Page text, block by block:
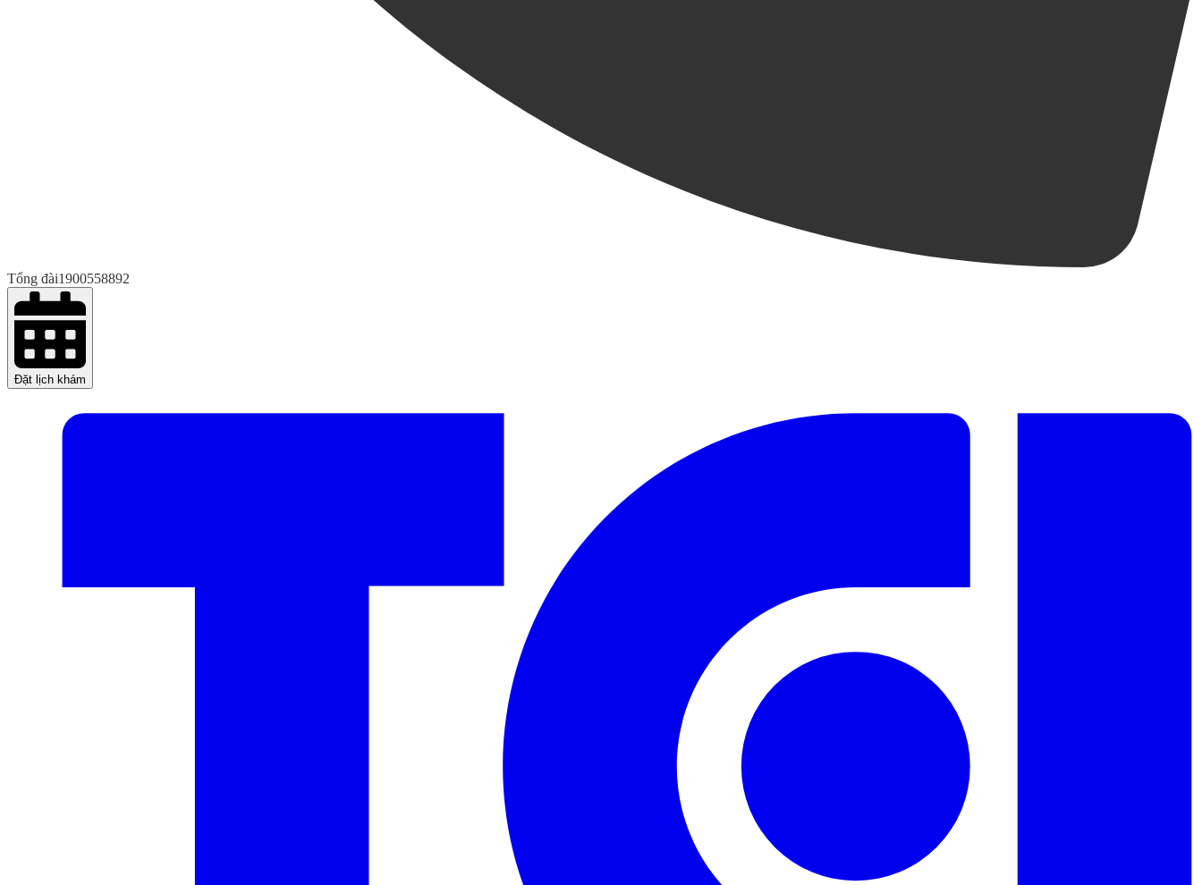
Tổng đài1900558892
Đặt lịch khám